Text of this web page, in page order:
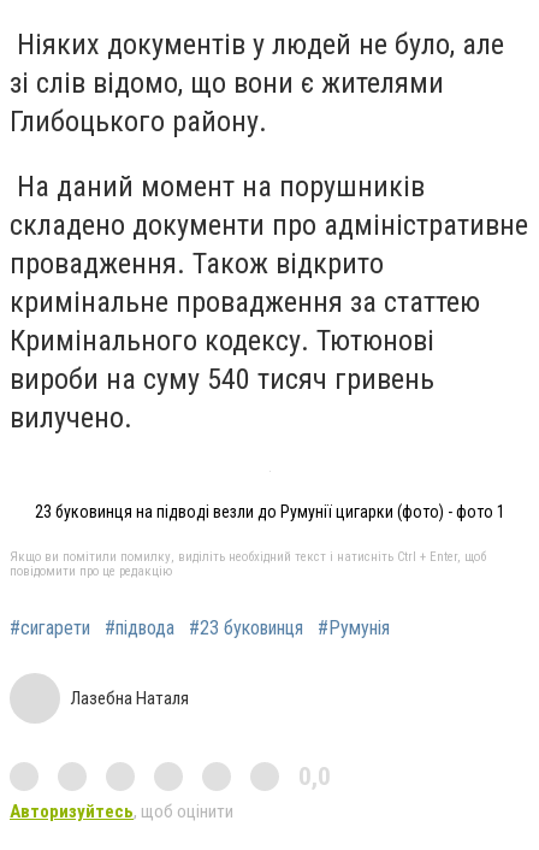
Ніяких документів у людей не було, але
зі слів відомо, що вони є жителями
Глибоцького району.
На даний момент на порушників
складено документи про адміністративне
провадження. Також відкрито
кримінальне провадження за статтею
Кримінального кодексу. Тютюнові
вироби на суму 540 тисяч гривень
вилучено.
23 буковинця на підводі везли до Румунії цигарки (фото) - фото 1
Якщо ви помітили помилку, виділіть необхідний текст і натисніть Ctrl + Enter, щоб
повідомити про це редакцію
#сигарети #підвода #23 буковинця #Румунія
Лазебна Наталя
0,0
Авторизуйтесь, щоб оцінити